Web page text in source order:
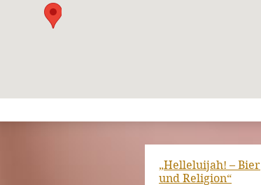
„Helleluijah! – Bier
und Religion“